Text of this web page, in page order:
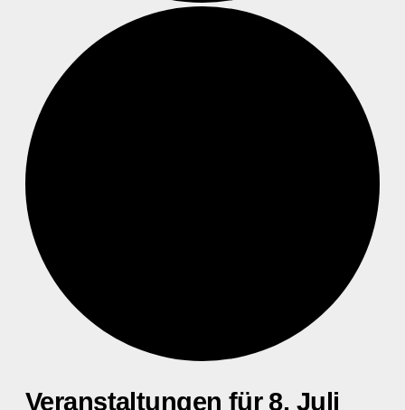
Veranstaltungen für 8. Juli